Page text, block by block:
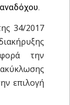
34/2017
την
επιλογή